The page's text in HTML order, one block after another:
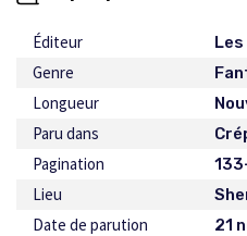
Éditeur Les
Genre
Longueur
Paru dans
Pagination
Lieu
Date de parution 21